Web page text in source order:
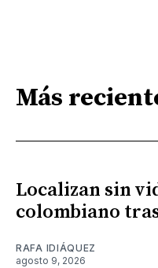
Más
Localizan sin
colombiano
RAFA IDIÁQUEZ
agosto 9, 2026